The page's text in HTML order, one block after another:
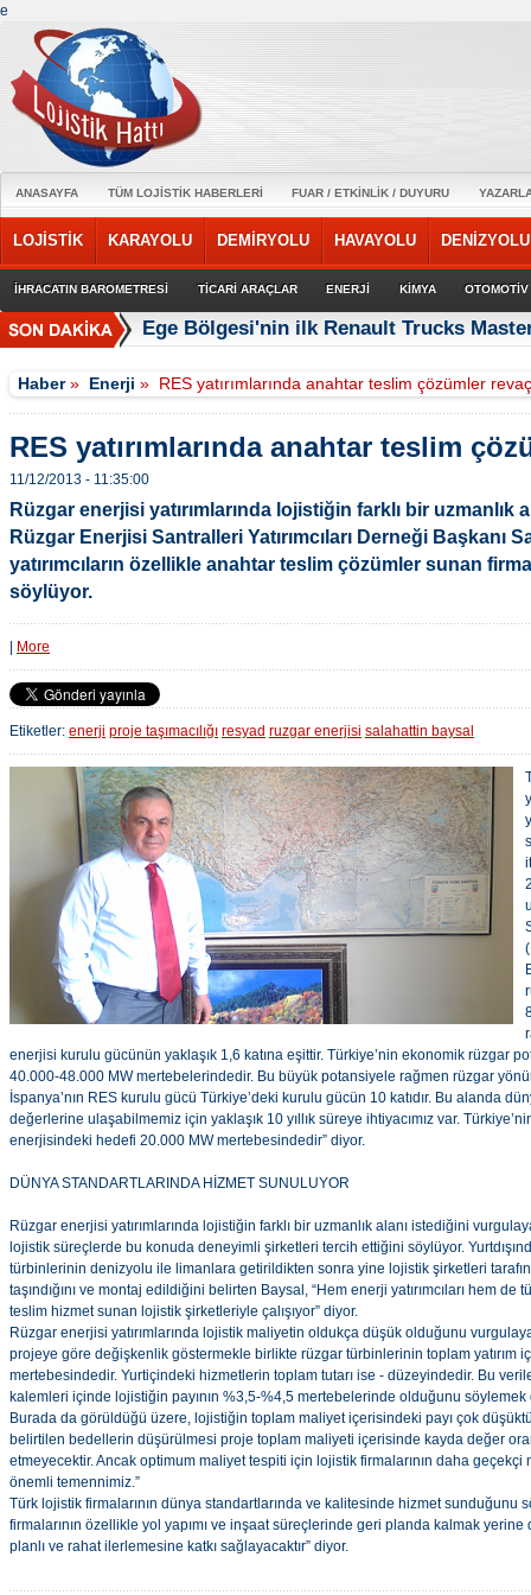
e
ANASAYFA TÜM LOJİSTİK HABERLERİ FUAR / ETKİNLİK / DUYURU
LOJİSTİK KARAYOLU DEMİRYOLU HAVAYOLU DENİZYOLU
İHRACATIN BAROMETRESİ TİCARİ ARAÇLAR ENERJİ KİMYA OTOMOTİV
Ege Bölgesi'nin ilk Renault Trucks
Haber» Enerji » RES yatırımlarında anahtar teslim çözümler
RES yatırımlarında anahtar teslim
11/12/2013 - 11:35:00
Rüzgar enerjisi yatırımlarında lojistiğin farklı bir uzmanlık
Rüzgar Enerjisi Santralleri Yatırımcıları Derneği Başkanı
yatırımcıların özellikle anahtar teslim çözümler sunan
söylüyor.
More
Etiketler: enerji proje taşımacılığı resyad ruzgar enerjisi salahattin baysal
enerjisi kurulu gücünün yaklaşık 1,6 katına eşittir. Türkiye’nin ekonomik rüzgar
40.000-48.000 MW mertebelerindedir. Bu büyük potansiyele rağmen rüzgar
İspanya’nın RES kurulu gücü Türkiye’deki kurulu gücün 10 katıdır. Bu alanda
değerlerine ulaşabilmemiz için yaklaşık 10 yıllık süreye ihtiyacımız var.
enerjisindeki hedefi 20.000 MW mertebesindedir” diyor.
DÜNYA STANDARTLARINDA HİZMET SUNULUYOR
Rüzgar enerjisi yatırımlarında lojistiğin farklı bir uzmanlık alanı istediğini
lojistik süreçlerde bu konuda deneyimli şirketleri tercih ettiğini söylüyor.
türbinlerinin denizyolu ile limanlara getirildikten sonra yine lojistik şirketleri
taşındığını ve montaj edildiğini belirten Baysal, “Hem enerji yatırımcıları hem
teslim hizmet sunan lojistik şirketleriyle çalışıyor” diyor.
Rüzgar enerjisi yatırımlarında lojistik maliyetin oldukça düşük olduğunu
projeye göre değişkenlik göstermekle birlikte rüzgar türbinlerinin toplam yatırım
mertebesindedir. Yurtiçindeki hizmetlerin toplam tutarı ise - düzeyindedir. Bu
kalemleri içinde lojistiğin payının %3,5-%4,5 mertebelerinde olduğunu söylemek
Burada da görüldüğü üzere, lojistiğin toplam maliyet içerisindeki payı çok
belirtilen bedellerin düşürülmesi proje toplam maliyeti içerisinde kayda değer
etmeyecektir. Ancak optimum maliyet tespiti için lojistik firmalarının daha
önemli temennimiz.”
Türk lojistik firmalarının dünya standartlarında ve kalitesinde hizmet sunduğunu
firmalarının özellikle yol yapımı ve inşaat süreçlerinde geri planda kalmak
planlı ve rahat ilerlemesine katkı sağlayacaktır” diyor.